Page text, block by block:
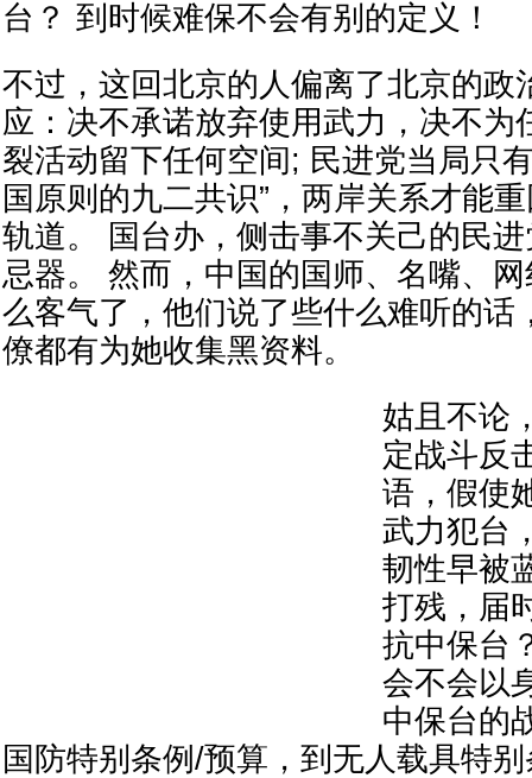
台？ 到时候难保不会有别的定义！
不过，这回北京的人偏离了北京的政
应：决不承诺放弃使用武力，决不为
裂活动留下任何空间; 民进党当局只
国原则的九二共识”，两岸关系才能
轨道。 国台办，侧击事不关己的民
忌器。 然而，中国的国师、名嘴、
么客气了，他们说了些什么难听的话
僚都有为她收集黑资料。
姑且不论
定战斗反
语，假使
武力犯台
韧性早被
打残，届
抗中保台
会不会以
中保台的
国防特别条例/预算，到无人载具特